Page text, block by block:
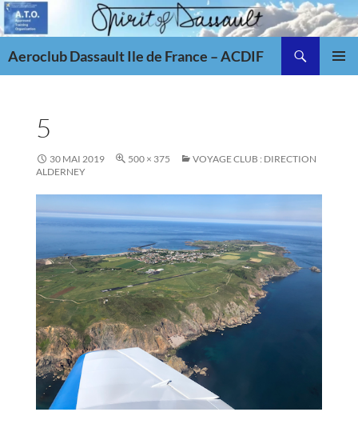
Aller
au
Aeroclub Dassault Ile de France – ACDIF
5
30 MAI 2019 500 × 375
VOYAGE CLUB : DIRECTION
ALDERNEY